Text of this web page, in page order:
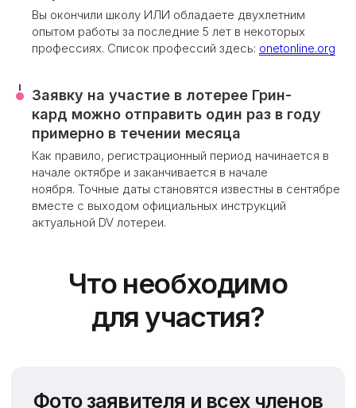
Вы окончили школу ИЛИ обладаете двухлетним
опытом работы за последние 5 лет в некоторых
профессиях. Список профессий здесь: onetonline.org
Заявку на участие в лотерее Грин-
кард можно отправить один раз в году
примерно в течении месяца
Как правило, регистрационный период начинается в
начале октябре и заканчивается в начале
ноября. Точные даты становятся известны в сентябре
вместе с выходом официальных инструкций
актуальной DV лотереи.